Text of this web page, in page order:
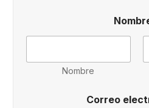
n
s
Nombre
Correo